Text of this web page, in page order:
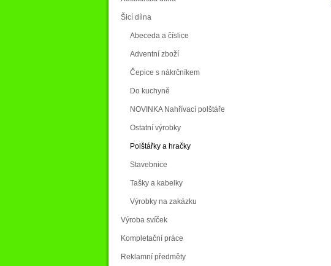
Šicí dílna
Abeceda a číslice
Adventní zboží
Čepice s nákrčníkem
Do kuchyně
NOVINKA Nahřívací polštáře
Ostatní výrobky
Polštářky a hračky
Stavebnice
Tašky a kabelky
Výrobky na zakázku
Výroba svíček
Kompletační práce
Reklamní předměty